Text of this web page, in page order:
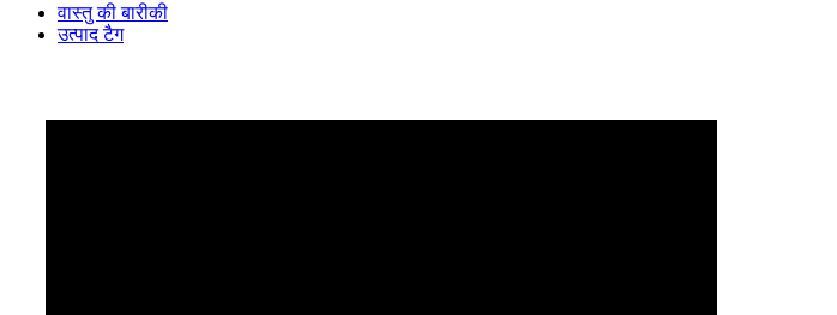
वास्तु की बारीकी
उत्पाद टैग